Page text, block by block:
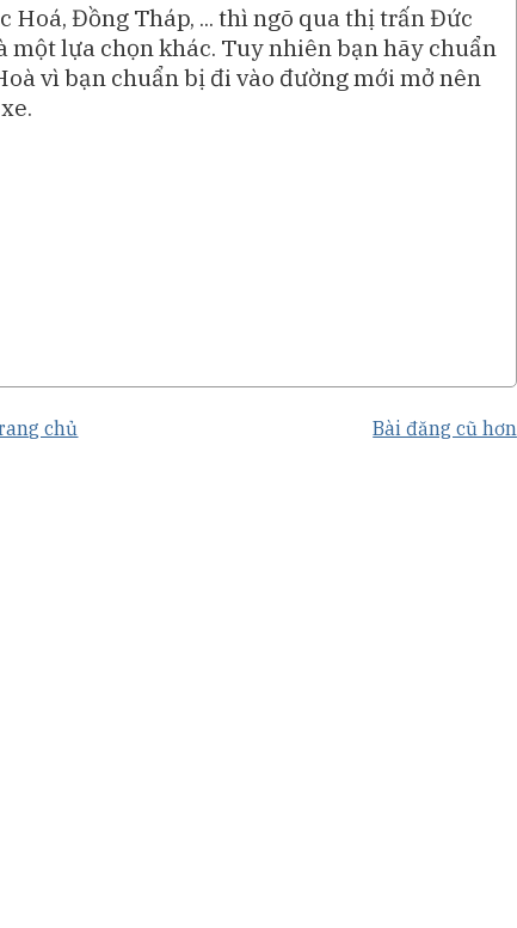
Hoá, Đồng Tháp, ... thì ngõ qua thị trấn Đức
một lựa chọn khác. Tuy nhiên bạn hãy chuẩn
vì bạn chuẩn bị đi vào đường mới mở nên
Bài đăng cũ hơn
chủ